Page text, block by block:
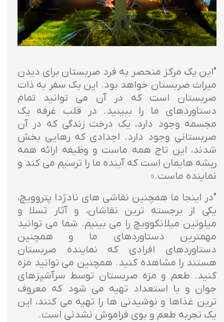
"این یک مرکز منحصر به فرد صربستان برای دیدن
میراث صربستان خواهد بود. این یک سفر به ذات
صربستان است که در آن می توانید تمام
دستاوردهای ما را ببینید. در قلب غرفه یک
مجسمه وجود دارد، یک درخت زندگی که در آن
صربستانی وجود دارد. اجدادی که رهایی بخش
شدند، این تاج همه ماست و وظیفه ارائه همه
ریشه هایمان است که آینده ما را ترسیم می کند و
نماینده ماست.»
"در اینجا ما همچنین نقاشی های نادژدا پتروویچ،
یکی از برجسته ترین نقاشان، و آثار تسلا و
میلوتین میلانکوویچ را می بینیم. شما می توانید
مهمترین دستاوردهای ما و همچنین
دستاوردهای افرادی که نماینده صربستان
هستند را مشاهده کنید. همچنین می توانید مزه
کنید. طعم و مزه صربستان توسط سرآشپزهای
جوان و با استعداد تهیه می شود که معروف
ترین غذاها و نوشیدنی ها را تهیه می کنند، این
یک تجربه طعم و بوی فراموش نشدنی است.